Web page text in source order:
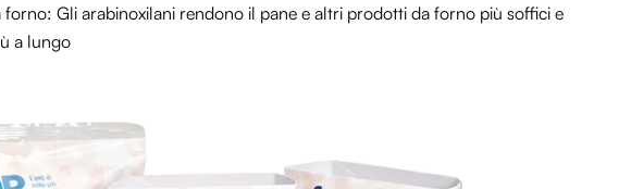
Gli arabinoxilani rendono il pane e altri prodotti da forno più soffici e
a lungo